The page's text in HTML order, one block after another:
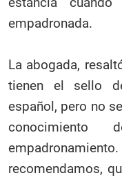
empadronada.
La abogada,
tienen el sello
español, pero no
recomendamos,